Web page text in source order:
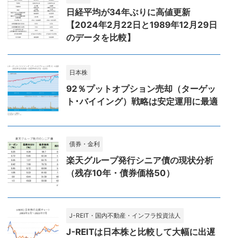
日経平均が34年ぶりに高値更新
【2024年2月22日と1989年12月29日
のデータを比較】
日本株
92％プットオプション売却（ターゲッ
ト･バイイング）戦略は安定運用に最適
債券・金利
楽天グループ発行シニア債の現状分析
（残存10年・債券価格50）
J-REIT・国内不動産・インフラ投資法人
J-REITは日本株と比較して大幅に出遅